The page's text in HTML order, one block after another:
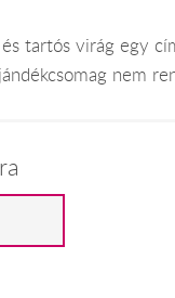
és tartós virág egy
nem